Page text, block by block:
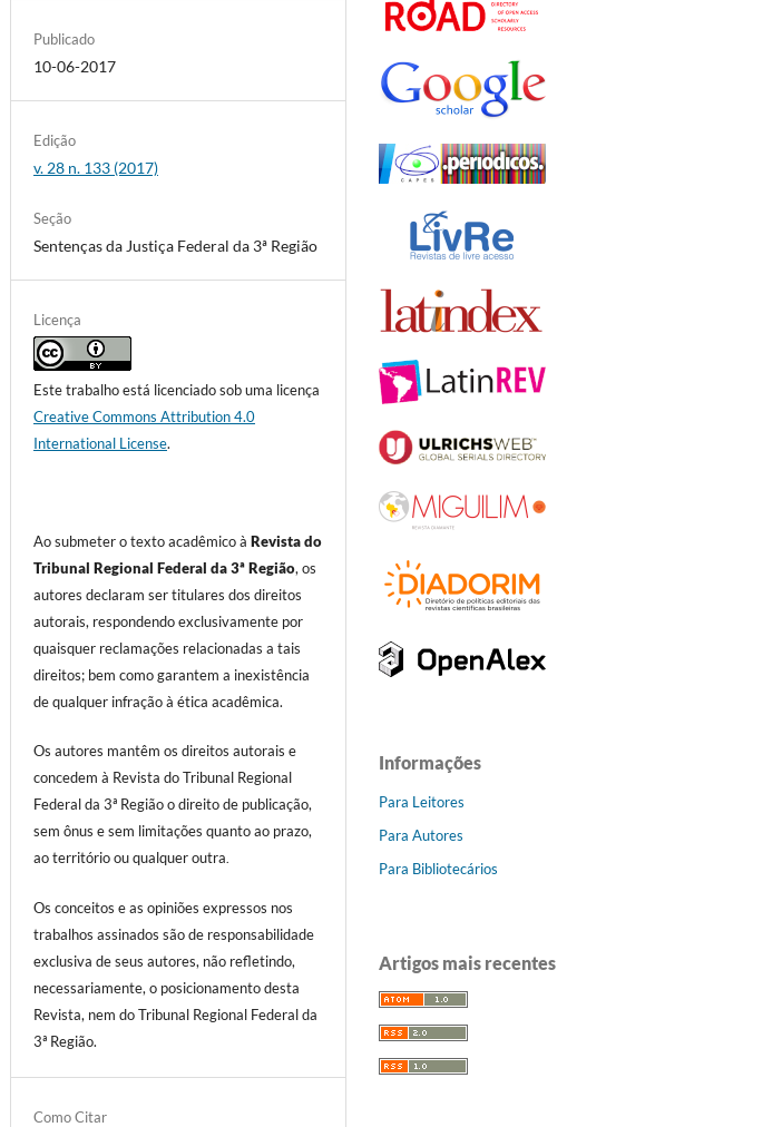
Publicado
10-06-2017
Edição
v. 28 n. 133 (2017)
Seção
Sentenças da Justiça Federal da 3ª Região
Licença
Este trabalho está licenciado sob uma licença
Creative Commons Attribution 4.0
International License.
Ao submeter o texto acadêmico àRevista do
Tribunal Regional Federal da 3ª Região, os
autores declaram ser titulares dos direitos
autorais, respondendo exclusivamente por
quaisquer reclamações relacionadas a tais
direitos; bem como garantem a inexistência
de qualquer infração à ética acadêmica.
Os autores mantêm os direitos autorais e
concedem à Revista do Tribunal Regional
Federal da 3ª Região o direito de publicação,
sem ônus e sem limitações quanto ao prazo,
ao território ou qualquer outra.
Os conceitos e as opiniões expressos nos
trabalhos assinados são de responsabilidade
exclusiva de seus autores, não refletindo,
necessariamente, o posicionamento desta
Revista, nem do Tribunal Regional Federal da
3ª Região.
Como Citar
Informações
Para Leitores
Para Autores
Para Bibliotecários
Artigos mais recentes